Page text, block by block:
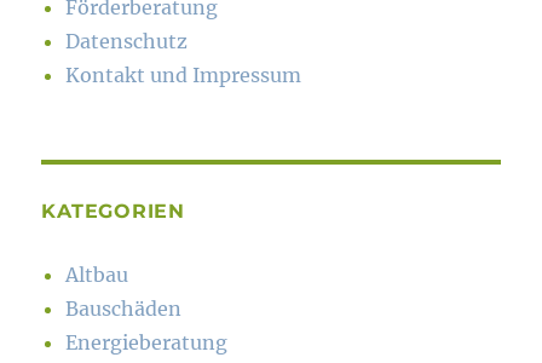
Förderberatung
Datenschutz
Kontakt und Impressum
KATEGORIEN
Altbau
Bauschäden
Energieberatung